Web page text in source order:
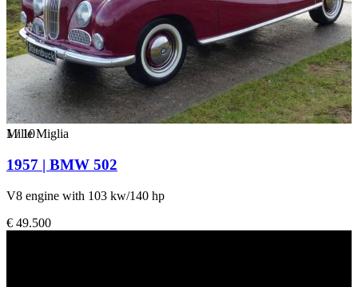
1/10
Mille Miglia
1957 | BMW 502
V8 engine with 103 kw/140 hp
€ 49.500